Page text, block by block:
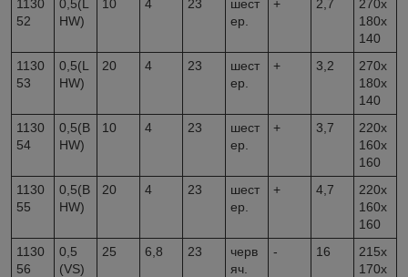
1130
52
0,5(L
HW)
10 4 23
шест
ер.
+ 2,7
270х
180х
140
1130
53
0,5(L
HW)
20 4 23
шест
ер.
+ 3,2
270х
180х
140
1130
54
0,5(B
HW)
10 4 23
шест
ер.
+ 3,7
220х
160х
160
1130
55
0,5(B
HW)
20 4 23
шест
ер.
+ 4,7
220х
160х
160
1130
56
0,5
(VS)
25 6,8 23
черв
яч.
- 16
215х
170х